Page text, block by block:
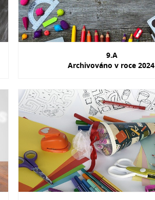
9.A
Archivováno v roce 2024